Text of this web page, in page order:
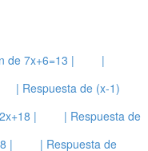
de 7x+6=13 |
|
| Respuesta de (x-1)
|
| Respuesta de
|
| Respuesta de